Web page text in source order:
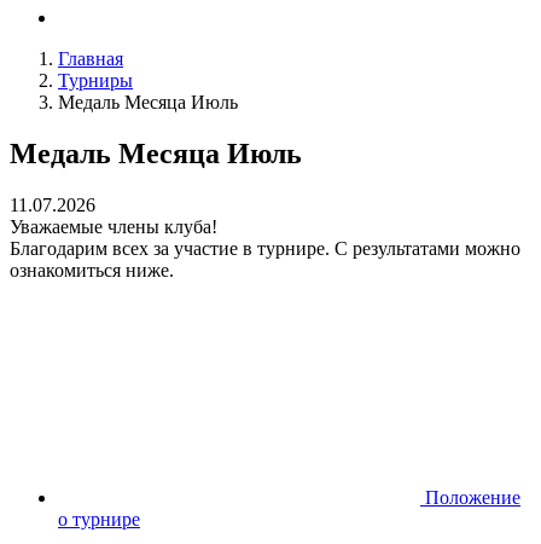
Главная
Турниры
Медаль Месяца Июль
Медаль Месяца Июль
11.07.2026
Уважаемые члены клуба!
Благодарим всех за участие в турнире. С результатами можно
ознакомиться ниже.
Положение
о турнире